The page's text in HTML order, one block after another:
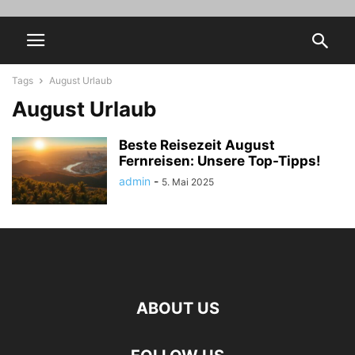
Tags August Urlaub
August Urlaub
Beste Reisezeit August
Fernreisen: Unsere Top-Tipps!
admin - 5. Mai 2025
ABOUT US